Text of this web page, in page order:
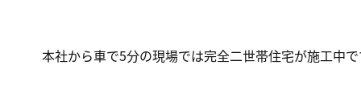
本社から車で5分の現場では完全二世帯住宅が施工中で